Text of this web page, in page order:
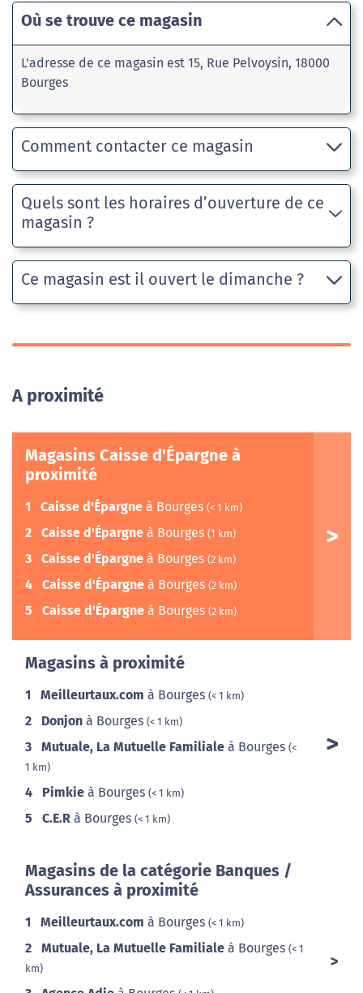
Où se trouve ce magasin
L'adresse de ce magasin est 15, Rue Pelvoysin, 18000
Bourges
Comment contacter ce magasin
Quels sont les horaires d’ouverture de ce
magasin ?
Ce magasin est il ouvert le dimanche ?
A proximité
Magasins Caisse d'Épargne à
proximité
1 Caisse d'Épargne à Bourges (< 1 km)
2 Caisse d'Épargne à Bourges (1 km)
3 Caisse d'Épargne à Bourges (2 km)
4 Caisse d'Épargne à Bourges (2 km)
5 Caisse d'Épargne à Bourges (2 km)
Magasins à proximité
1 Meilleurtaux.com à Bourges (< 1 km)
2 Donjon à Bourges (< 1 km)
3 Mutuale, La Mutuelle Familiale à Bourges (<
1 km)
4 Pimkie à Bourges (< 1 km)
5 C.E.R à Bourges (< 1 km)
Magasins de la catégorie Banques /
Assurances à proximité
1 Meilleurtaux.com à Bourges (< 1 km)
2 Mutuale, La Mutuelle Familiale à Bourges (< 1
km)